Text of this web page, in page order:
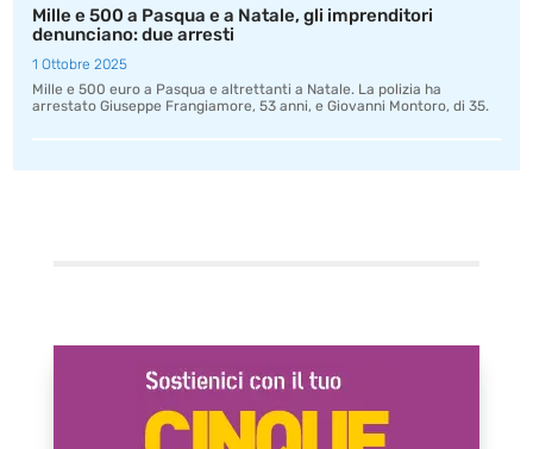
Mille e 500 a Pasqua e a Natale, gli imprenditori
denunciano: due arresti
1 Ottobre 2025
Mille e 500 euro a Pasqua e altrettanti a Natale. La polizia ha
arrestato Giuseppe Frangiamore, 53 anni, e Giovanni Montoro, di 35.